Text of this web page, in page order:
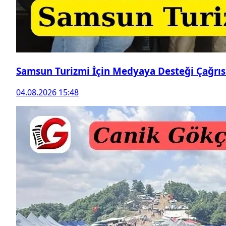
Samsun Turizmi İçin Medyaya Desteği
04.08.2026 15:48